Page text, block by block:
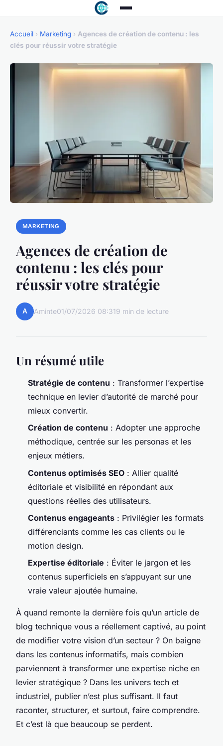
Accueil › Marketing › Agences de création de contenu : les
clés pour réussir votre stratégie
MARKETING
Agences de création de
contenu : les clés pour
réussir votre stratégie
A Aminte01/07/2026 08:319 min de lecture
Un résumé utile
Stratégie de contenu : Transformer l’expertise
technique en levier d’autorité de marché pour
mieux convertir.
Création de contenu : Adopter une approche
méthodique, centrée sur les personas et les
enjeux métiers.
Contenus optimisés SEO : Allier qualité
éditoriale et visibilité en répondant aux
questions réelles des utilisateurs.
Contenus engageants : Privilégier les formats
différenciants comme les cas clients ou le
motion design.
Expertise éditoriale : Éviter le jargon et les
contenus superficiels en s’appuyant sur une
vraie valeur ajoutée humaine.
À quand remonte la dernière fois qu’un article de
blog technique vous a réellement captivé, au point
de modifier votre vision d’un secteur ? On baigne
dans les contenus informatifs, mais combien
parviennent à transformer une expertise niche en
levier stratégique ? Dans les univers tech et
industriel, publier n’est plus suffisant. Il faut
raconter, structurer, et surtout, faire comprendre.
Et c’est là que beaucoup se perdent.